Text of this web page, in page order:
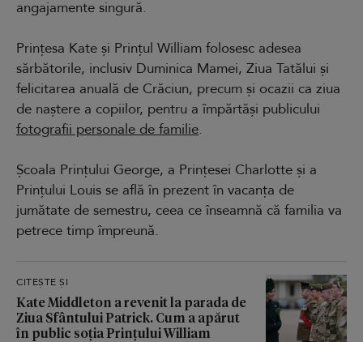
angajamente singură.
Prințesa Kate și Prințul William folosesc adesea
sărbătorile, inclusiv Duminica Mamei, Ziua Tatălui și
felicitarea anuală de Crăciun, precum și ocazii ca ziua
de naștere a copiilor, pentru a împărtăși publicului
fotografii personale de familie.
Școala Prințului George, a Prințesei Charlotte și a
Prințului Louis se află în prezent în vacanța de
jumătate de semestru, ceea ce înseamnă că familia va
petrece timp împreună.
CITEȘTE ȘI
Kate Middleton a revenit la parada de
Ziua Sfântului Patrick. Cum a apărut
în public soția Prințului William